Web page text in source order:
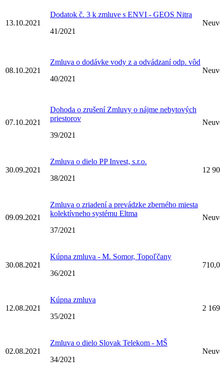
13.10.2021
Dodatok č. 3 k zmluve s ENVI - GEOS Nitra
41/2021
08.10.2021
Zmluva o dodávke vody z a odvádzaní odp. vôd
40/2021
07.10.2021
Dohoda o zrušení Zmluvy o nájme nebytových
priestorov
39/2021
30.09.2021
Zmluva o dielo PP Invest, s.r.o.
38/2021
12
09.09.2021
Zmluva o zriadení a prevádzke zberného miesta
kolektívneho systému Eltma
37/2021
30.08.2021
Kúpna zmluva - M. Somor, Topoľčany
36/2021
12.08.2021
Kúpna zmluva
35/2021
2
02.08.2021
Zmluva o dielo Slovak Telekom - MŠ
34/2021